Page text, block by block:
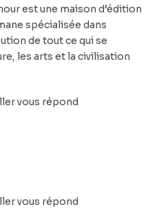
est une maison d’édition
spécialisée dans
de tout ce qui se
les arts et la civilisation
vous répond
vous répond